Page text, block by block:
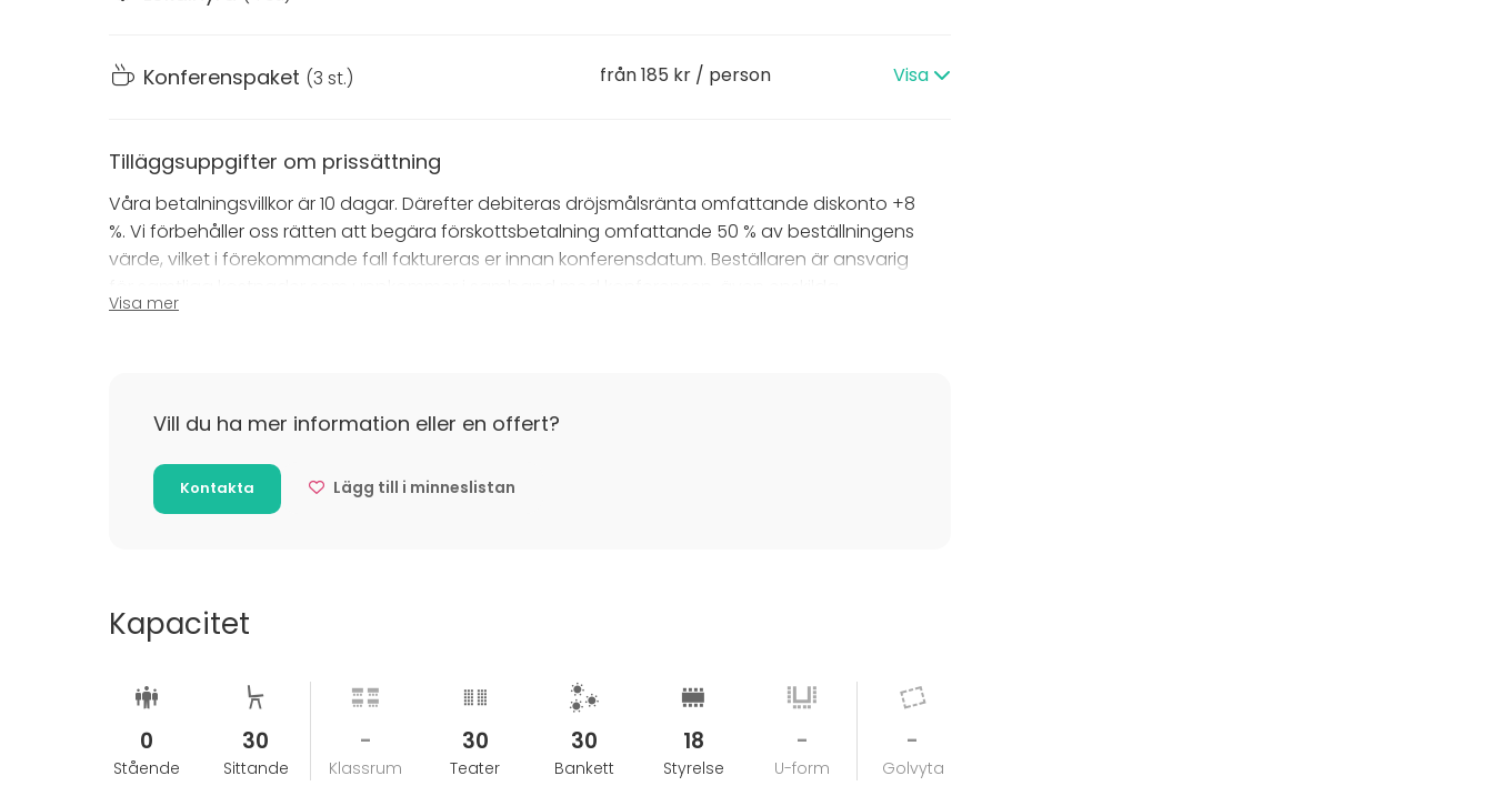
Konferenspaket (3 st.) från 185 kr / person Visa
Tilläggsuppgifter om prissättning
Våra betalningsvillkor är 10 dagar. Därefter debiteras dröjsmålsränta omfattande diskonto +8
%. Vi förbehåller oss rätten att begära förskottsbetalning omfattande 50 % av beställningens
värde, vilket i förekommande fall faktureras er innan konferensdatum. Beställaren är ansvarig
tilläggsbeställningar. På samtliga priser tillkommer 25 % moms.
50 % av beställningens omfattning vid avbokning 11-20 dagar före konferensdatum.
100 % av beställningens omfattning vid avbokning senare än 0-10 dagar före
konferensdatum.
Visa mer
Vill du ha mer information eller en offert?
Kontakta Lägg till i minneslistan
Kapacitet
0
Stående
30
Sittande
-
Klassrum
30
Teater
30
Bankett
18
Styrelse
-
U-form
-
Golvyta